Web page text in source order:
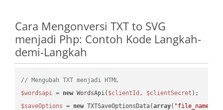
Cara Mengonversi TXT to SVG
menjadi Php: Contoh Kode Langkah-
demi-Langkah
// Mengubah TXT menjadi HTML
$wordsapi = new WordsApi( $clientId , $clientSecret
$saveOptions = new TXTSaveOptionsData(array( "file_name"